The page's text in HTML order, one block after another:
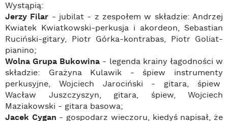
Wystąpią:
Jerzy Filar - jubilat - z zespołem w składzie: Andrzej
Kwiatek Kwiatkowski-perkusja i akordeon, Sebastian
Ruciński-gitary, Piotr Górka-kontrabas, Piotr Goliat-
pianino;
Wolna Grupa Bukowina - legenda krainy łagodności w
składzie: Grażyna Kulawik - śpiew instrumenty
perkusyjne, Wojciech Jarociński - gitara, śpiew
Wacław Juszczyszyn, gitara, śpiew, Wojciech
Maziakowski - gitara basowa;
Jacek Cygan - gospodarz wieczoru, kiedyś napisał, że